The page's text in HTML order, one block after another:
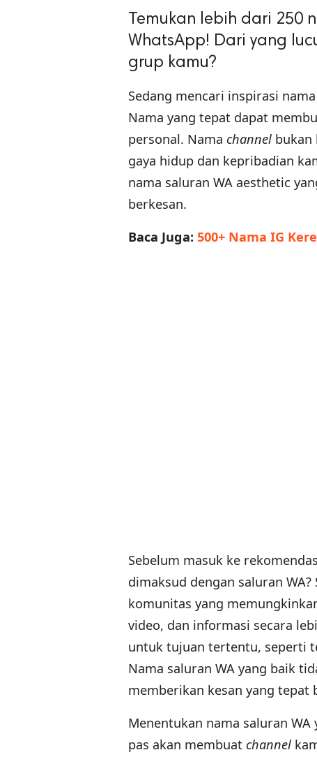
Temukan lebih dari 250
WhatsApp! Dari yang
grup kamu?
Sedang mencari inspirasi
Nama yang tepat dapat
personal. Nama channel bukan
gaya hidup dan kepribadian
nama saluran WA aesthetic
berkesan.
Baca Juga: 500+ Nama IG
Sebelum masuk ke
dimaksud dengan saluran WA?
komunitas yang
video, dan informasi secara
untuk tujuan tertentu, seperti
Nama saluran WA yang baik
memberikan kesan yang tepat
Menentukan nama saluran
pas akan membuat channel